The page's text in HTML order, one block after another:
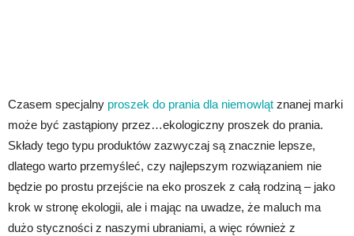
Czasem specjalny proszek do prania dla niemowląt znanej marki
może być zastąpiony przez…ekologiczny proszek do prania.
Składy tego typu produktów zazwyczaj są znacznie lepsze,
dlatego warto przemyśleć, czy najlepszym rozwiązaniem nie
będzie po prostu przejście na eko proszek z całą rodziną – jako
krok w stronę ekologii, ale i mając na uwadze, że maluch ma
dużo styczności z naszymi ubraniami, a więc również z